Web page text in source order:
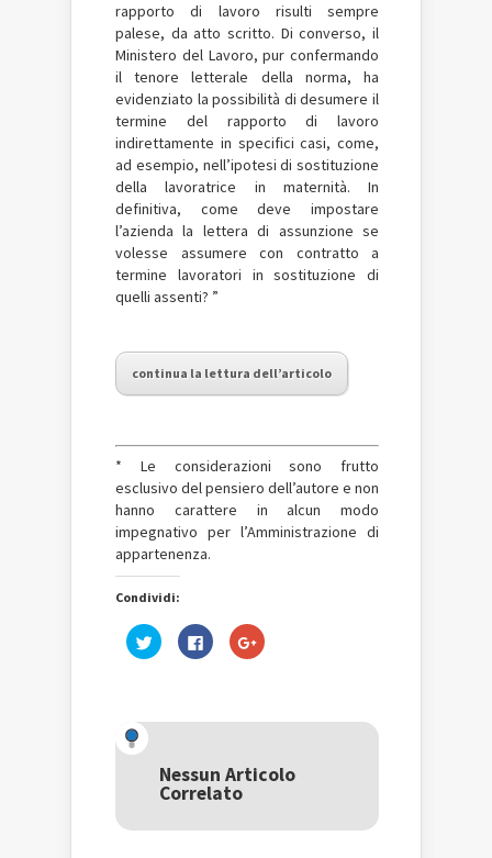
rapporto di lavoro risulti sempre
palese, da atto scritto. Di converso, il
Ministero del Lavoro, pur confermando
il tenore letterale della norma, ha
evidenziato la possibilità di desumere il
termine del rapporto di lavoro
indirettamente in specifici casi, come,
ad esempio, nell’ipotesi di sostituzione
della lavoratrice in maternità. In
definitiva, come deve impostare
l’azienda la lettera di assunzione se
volesse assumere con contratto a
termine lavoratori in sostituzione di
quelli assenti? ”
continua la lettura dell’articolo
* Le considerazioni sono frutto
esclusivo del pensiero dell’autore e non
hanno carattere in alcun modo
impegnativo per l’Amministrazione di
appartenenza.
Condividi:
Fai
clic
una
nuova
finestra)
Fai
clic
nuova
finestra)
Fai
clic
una
nuova
Nessun Articolo
Correlato